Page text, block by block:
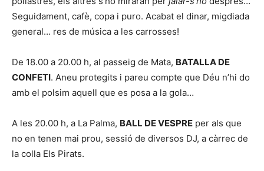
Seguidament, cafè, copa i puro. Acabat el dinar, migdiada
general… res de música a les carrosses!
De 18.00 a 20.00 h, al passeig de Mata, BATALLA DE
CONFETI. Aneu protegits i pareu compte que Déu n’hi do
amb el polsim aquell que es posa a la gola…
A les 20.00 h, a La Palma, BALL DE VESPRE per als que
no en tenen mai prou, sessió de diversos DJ, a càrrec de
la colla Els Pirats.